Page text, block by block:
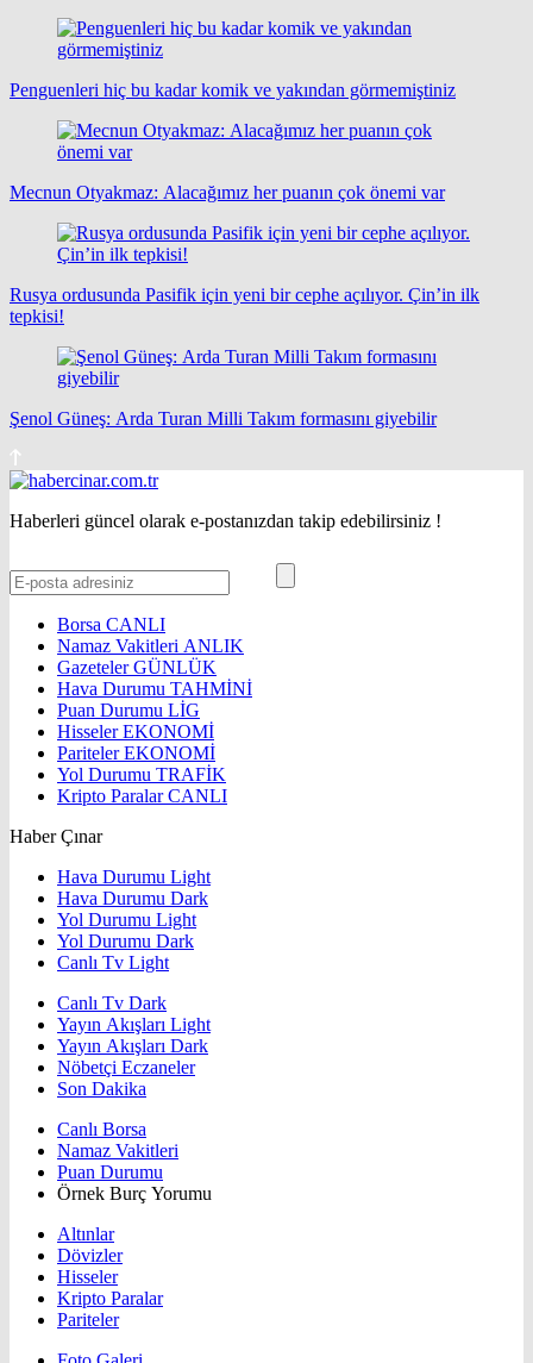
Penguenleri hiç bu kadar komik ve yakından görmemiştiniz
Mecnun Otyakmaz: Alacağımız her puanın çok önemi var
Rusya ordusunda Pasifik için yeni bir cephe açılıyor. Çin’in ilk
tepkisi!
Şenol Güneş: Arda Turan Milli Takım formasını giyebilir
Haberleri güncel olarak e-postanızdan takip edebilirsiniz !
Borsa CANLI
Namaz Vakitleri ANLIK
GazetelerGÜNLÜK
Hava Durumu TAHMİNİ
Puan Durumu LİG
HisselerEKONOMİ
ParitelerEKONOMİ
Yol Durumu TRAFİK
Kripto ParalarCANLI
Haber Çınar
Hava Durumu Light
Hava Durumu Dark
Yol Durumu Light
Yol Durumu Dark
Canlı Tv Light
Canlı Tv Dark
Yayın Akışları Light
Yayın Akışları Dark
Nöbetçi Eczaneler
Son Dakika
Canlı Borsa
Namaz Vakitleri
Puan Durumu
Örnek Burç Yorumu
Altınlar
Dövizler
Hisseler
Kripto Paralar
Pariteler